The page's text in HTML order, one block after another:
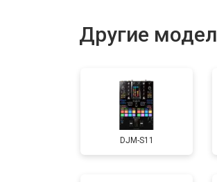
Другие
DJM-S11